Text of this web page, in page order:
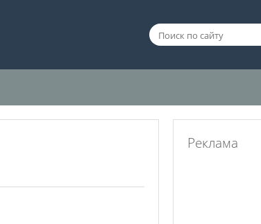
Реклама